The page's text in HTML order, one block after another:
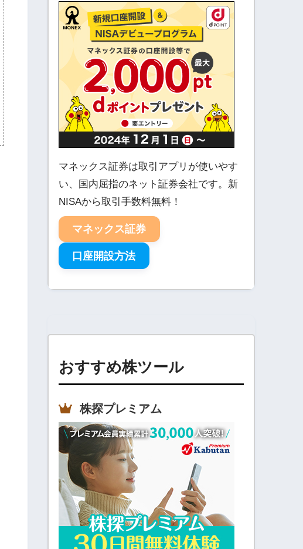
マネックス証券は取引アプリが使いやす
い、国内屈指のネット証券会社です。新
NISAから取引手数料無料！
マネックス証券
口座開設方法
おすすめ株ツール
株探プレミアム